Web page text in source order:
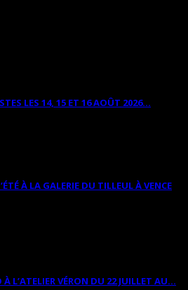
LES 14, 15 ET 16 AOÛT 2026...
À LA GALERIE DU TILLEUL À VENCE
L’ATELIER VÉRON DU 22 JUILLET AU...